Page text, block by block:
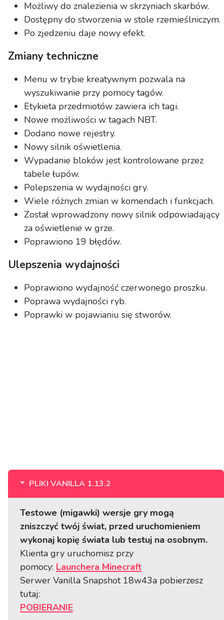
Możliwy do znalezienia w skrzyniach skarbów.
Dostępny do stworzenia w stole rzemieślniczym.
Po zjedzeniu daje nowy efekt.
Zmiany techniczne
Menu w trybie kreatywnym pozwala na
wyszukiwanie przy pomocy tagów.
Etykieta przedmiotów zawiera ich tagi.
Nowe możliwości w tagach NBT.
Dodano nowe rejestry.
Nowy silnik oświetlenia.
Wypadanie bloków jest kontrolowane przez
tabele łupów.
Polepszenia w wydajności gry.
Wiele różnych zmian w komendach i funkcjach.
Został wprowadzony nowy silnik odpowiadający
za oświetlenie w grze.
Poprawiono 19 błędów.
Ulepszenia wydajności
Poprawiono wydajność czerwonego proszku.
Poprawa wydajności ryb.
Poprawki w pojawianiu się stworów.
PLIKI VANILLA 1.13.2
Testowe (migawki) wersje gry mogą
zniszczyć twój świat, przed uruchomieniem
wykonaj kopię świata lub testuj na osobnym.
Klienta gry uruchomisz przy
pomocy: Launchera Minecraft
Serwer Vanilla Snapshot 18w43a pobierzesz
tutaj:
POBIERANIE